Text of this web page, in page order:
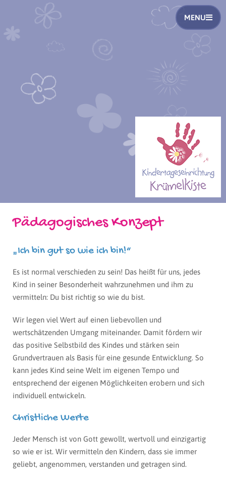
MENU
Pädagogisches Konzept
„Ich bin gut so wie ich bin!“
Es ist normal verschieden zu sein! Das heißt für uns, jedes
Kind in seiner Besonderheit wahrzunehmen und ihm zu
vermitteln: Du bist richtig so wie du bist.
Wir legen viel Wert auf einen liebevollen und
wertschätzenden Umgang miteinander. Damit fördern wir
das positive Selbstbild des Kindes und stärken sein
Grundvertrauen als Basis für eine gesunde Entwicklung. So
kann jedes Kind seine Welt im eigenen Tempo und
entsprechend der eigenen Möglichkeiten erobern und sich
individuell entwickeln.
Christliche Werte
Jeder Mensch ist von Gott gewollt, wertvoll und einzigartig
so wie er ist. Wir vermitteln den Kindern, dass sie immer
geliebt, angenommen, verstanden und getragen sind.